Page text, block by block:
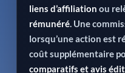
liens d’affiliation ou
rémunéré. Une
lorsqu’une action est
coût supplémentaire
comparatifs et avis